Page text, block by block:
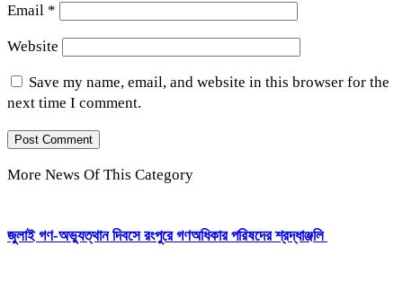
Email *
Website
Save my name, email, and website in this browser for the
next time I comment.
More News Of This Category
‎জুলাই গণ-অভ্যুত্থান দিবসে রংপুরে গণঅধিকার পরিষদের শ্রদ্ধাঞ্জলি ‎